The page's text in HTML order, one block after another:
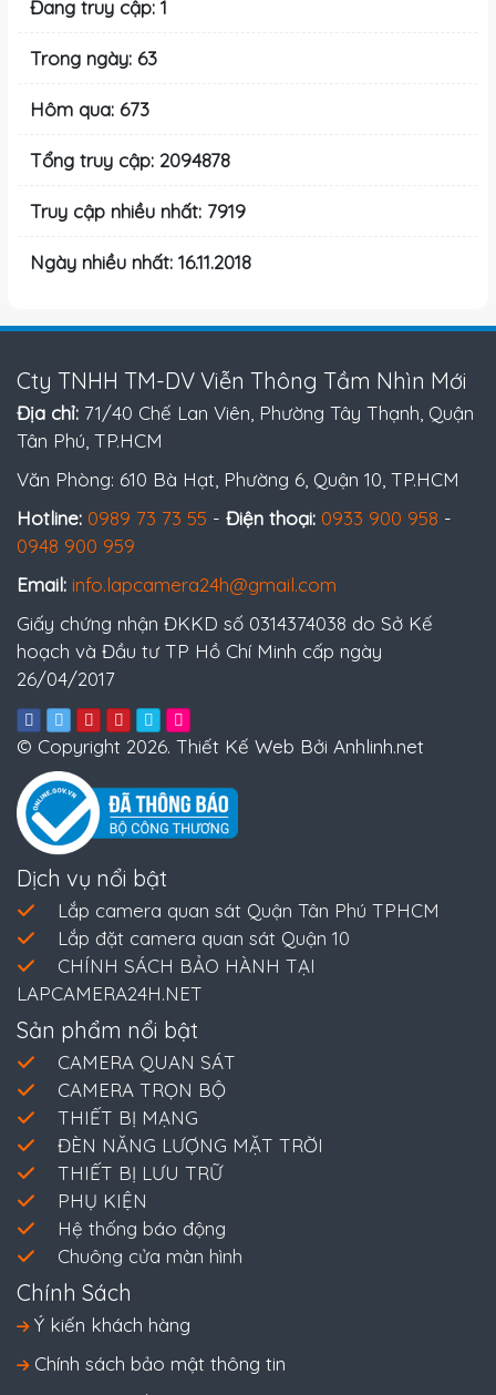
Đang truy cập: 1
Trong ngày: 63
Hôm qua: 673
Tổng truy cập: 2094878
Truy cập nhiều nhất: 7919
Ngày nhiều nhất: 16.11.2018
Cty TNHH TM-DV Viễn Thông Tầm Nhìn Mới
Địa chỉ: 71/40 Chế Lan Viên, Phường Tây Thạnh, Quận
Tân Phú, TP.HCM
Văn Phòng: 610 Bà Hạt, Phường 6, Quận 10, TP.HCM
Hotline: 0989 73 73 55 - Điện thoại: 0933 900 958 -
0948 900 959
Email: info.lapcamera24h@gmail.com
Giấy chứng nhận ĐKKD số 0314374038 do Sở Kế
hoạch và Đầu tư TP Hồ Chí Minh cấp ngày
26/04/2017
© Copyright 2026. Thiết Kế Web Bởi Anhlinh.net
Dịch vụ nổi bật
Lắp camera quan sát Quận Tân Phú TPHCM
Lắp đặt camera quan sát Quận 10
CHÍNH SÁCH BẢO HÀNH TẠI
LAPCAMERA24H.NET
Sản phẩm nổi bật
CAMERA QUAN SÁT
CAMERA TRỌN BỘ
THIẾT BỊ MẠNG
ĐÈN NĂNG LƯỢNG MẶT TRỜI
THIẾT BỊ LƯU TRỮ
PHỤ KIỆN
Hệ thống báo động
Chuông cửa màn hình
Chính Sách
Ý kiến khách hàng
Chính sách bảo mật thông tin